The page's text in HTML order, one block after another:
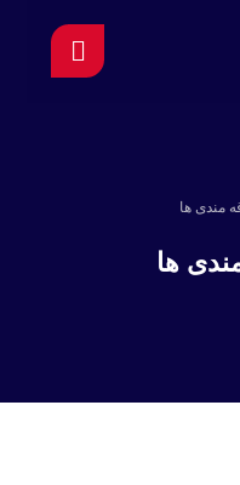
مندی ها
ها